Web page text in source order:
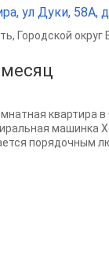
ул Дуки, 58А,
, Городской округ
квартира
машинка
порядочным